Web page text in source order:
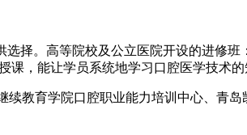
择。高等院校及公立医院开设的进修
，能让学员系统地学习口腔医学技术
续教育学院口腔职业能力培训中心、青